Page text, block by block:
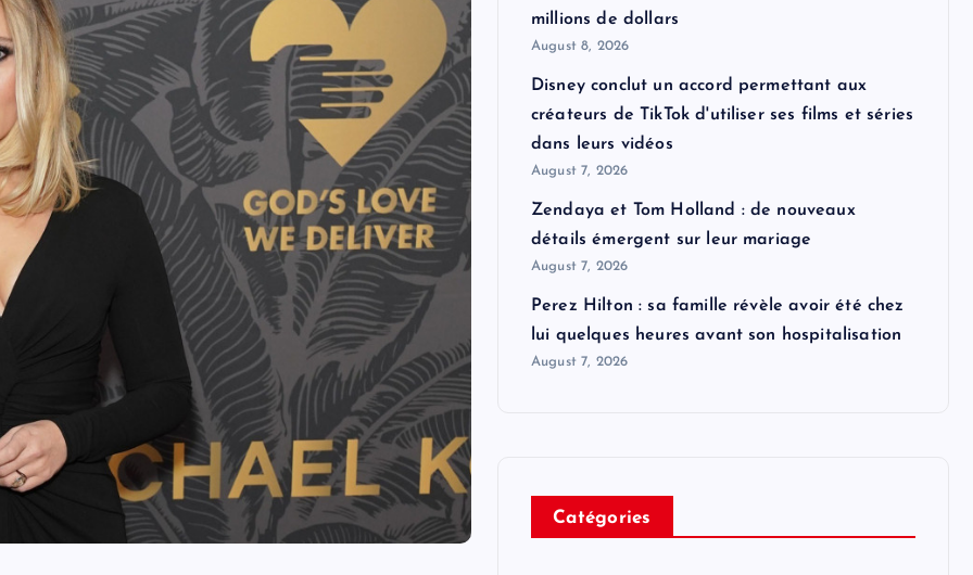
millions de dollars
August 8, 2026
Disney conclut un accord permettant aux
créateurs de TikTok d'utiliser ses films et séries
dans leurs vidéos
August 7, 2026
Zendaya et Tom Holland : de nouveaux
détails émergent sur leur mariage
August 7, 2026
Perez Hilton : sa famille révèle avoir été chez
lui quelques heures avant son hospitalisation
August 7, 2026
Catégories